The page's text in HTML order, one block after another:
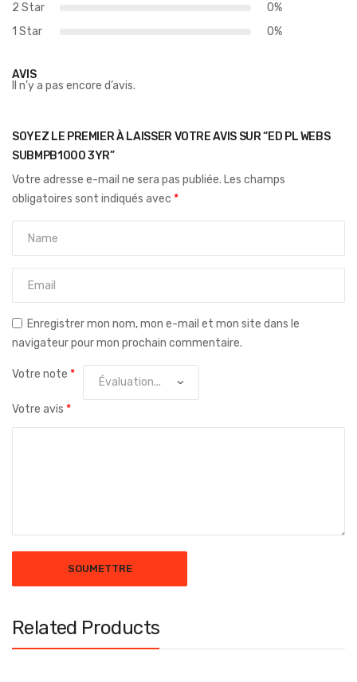
2 Star
0%
1 Star
0%
AVIS
Il n’y a pas encore d’avis.
SOYEZ LE PREMIER À LAISSER VOTRE AVIS SUR “ED PL WEBS
SUBMPB1000 3YR”
Votre adresse e-mail ne sera pas publiée. Les champs
obligatoires sont indiqués avec *
Enregistrer mon nom, mon e-mail et mon site dans le
navigateur pour mon prochain commentaire.
Votre note *
Votre avis *
Related Products